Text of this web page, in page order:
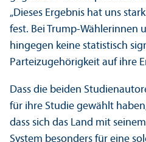
„Dieses Ergebnis hat uns
fest. Bei Trump-Wählerinnen
hingegen keine statistisch
Parteizugehörigkeit auf ihre
Dass die beiden
für ihre Studie gewählt
dass sich das Land mit
System besonders für eine